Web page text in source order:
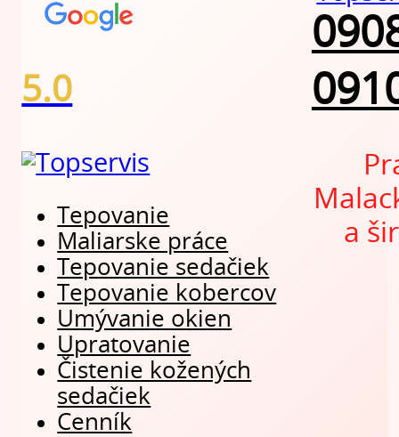
5.0
Tepovanie
Maliarske práce
Tepovanie sedačiek
Tepovanie kobercov
Umývanie okien
Upratovanie
Čistenie kožených
sedačiek
Cenník
a